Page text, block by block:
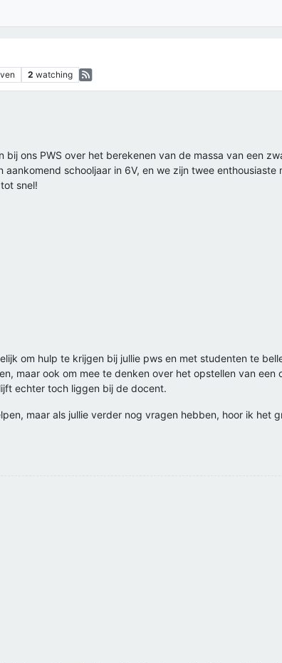
2 watching
ons PWS over het berekenen van de massa van een
schooljaar in 6V, en we zijn twee
snel!
om hulp te krijgen bij jullie pws en met studenten te
maar ook om mee te denken over het opstellen van
echter toch liggen bij de docent.
maar als jullie verder nog vragen hebben, hoor ik het